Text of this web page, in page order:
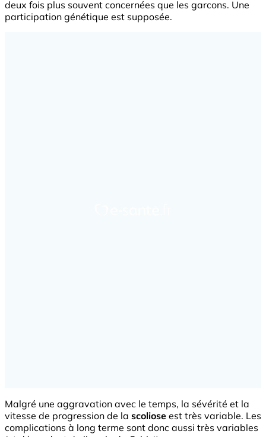
deux fois plus souvent concernées que les garcons. Une
participation génétique est supposée.
Malgré une aggravation avec le temps, la sévérité et la
vitesse de progression de la scoliose est très variable. Les
complications à long terme sont donc aussi très variables